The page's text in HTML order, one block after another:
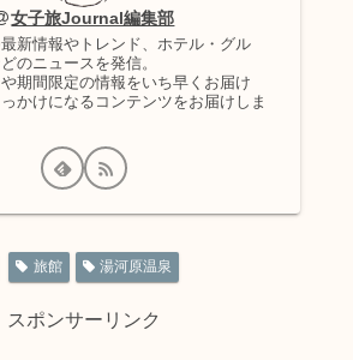
女子旅Journal編集部
新情報やトレンド、ホテル・グル
のニュースを発信。
期間限定の情報をいち早くお届け
かけになるコンテンツをお届けしま
旅館 湯河原温泉
スポンサーリンク